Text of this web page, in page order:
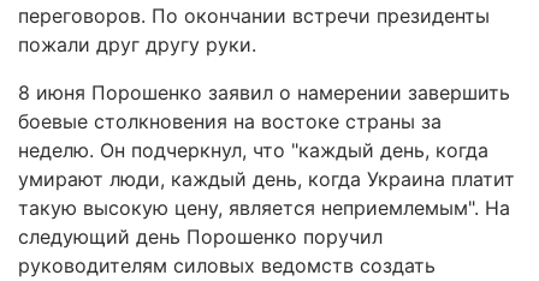
переговоров. По окончании встречи президенты
пожали друг другу руки.
8 июня Порошенко заявил о намерении завершить
боевые столкновения на востоке страны за
неделю. Он подчеркнул, что "каждый день, когда
умирают люди, каждый день, когда Украина платит
такую высокую цену, является неприемлемым". На
следующий день Порошенко поручил
руководителям силовых ведомств создать